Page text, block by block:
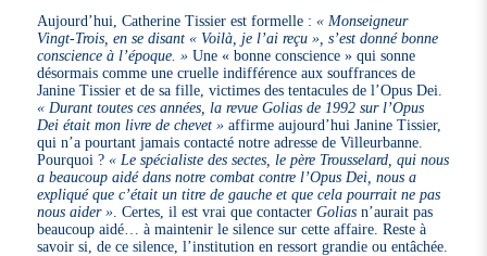
Aujourd’hui, Catherine Tissier est formelle :« Monseigneur
Vingt-Trois, en se disant « Voilà, je l’ai reçu », s’est donné bonne
conscience à l’époque. » Une « bonne conscience » qui sonne
désormais comme une cruelle indifférence aux souffrances de
Janine Tissier et de sa fille, victimes des tentacules de l’Opus Dei.
« Durant toutes ces années, la revue Golias de 1992 sur l’Opus
Dei était mon livre de chevet » affirme aujourd’hui Janine Tissier,
qui n’a pourtant jamais contacté notre adresse de Villeurbanne.
Pourquoi ?« Le spécialiste des sectes, le père Trousselard, qui nous
a beaucoup aidé dans notre combat contre l’Opus Dei, nous a
expliqué que c’était un titre de gauche et que cela pourrait ne pas
nous aider » . Certes, il est vrai que contacterGolias n’aurait pas
beaucoup aidé… à maintenir le silence sur cette affaire. Reste à
savoir si, de ce silence, l’institution en ressort grandie ou entâchée.